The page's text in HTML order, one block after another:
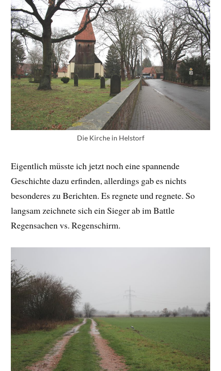
Die Kirche in Helstorf
Eigentlich müsste ich jetzt noch eine spannende
Geschichte dazu erfinden, allerdings gab es nichts
besonderes zu Berichten. Es regnete und regnete. So
langsam zeichnete sich ein Sieger ab im Battle
Regensachen vs. Regenschirm.